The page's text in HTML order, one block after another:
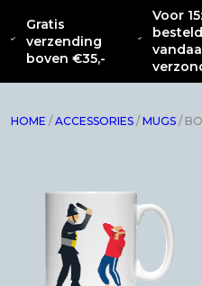
Gratis
verzending
boven €35,-
Voor
OVER
ONS
NIEUW
HOME / ACCESSORIES / MUGS /